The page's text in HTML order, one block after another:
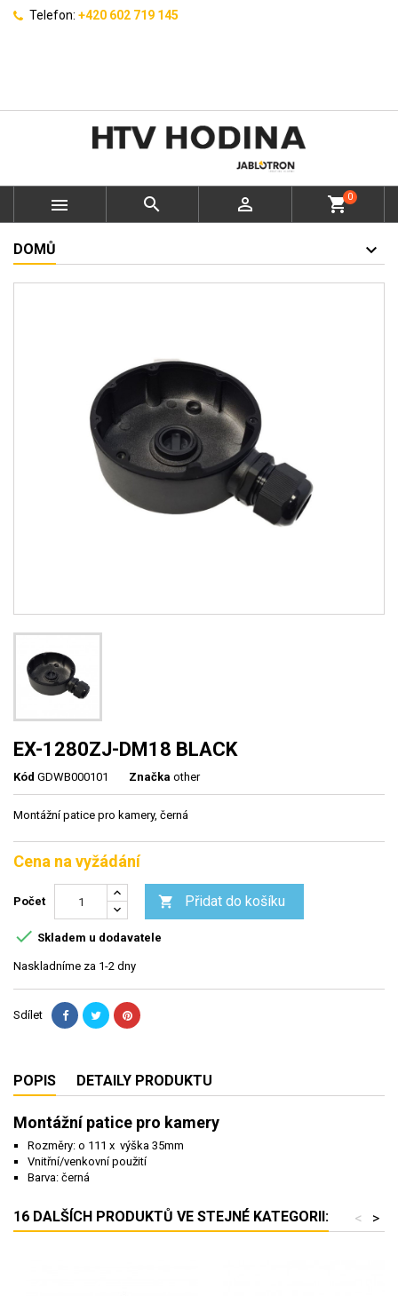
Telefon: +420 602 719 145
   shopping_cart0
DOMŮ
EX-1280ZJ-DM18 BLACK
Kód GDWB000101 Značka other
Montážní patice pro kamery, černá
Cena na vyžádání
Počet  Přidat do košíku
 Skladem u dodavatele
Naskladníme za 1-2 dny
Sdílet
POPIS DETAILY PRODUKTU
Montážní patice pro kamery
Rozměry: o 111 x výška 35mm
Vnitřní/venkovní použití
Barva: černá
16 DALŠÍCH PRODUKTŮ VE STEJNÉ KATEGORII: >
<